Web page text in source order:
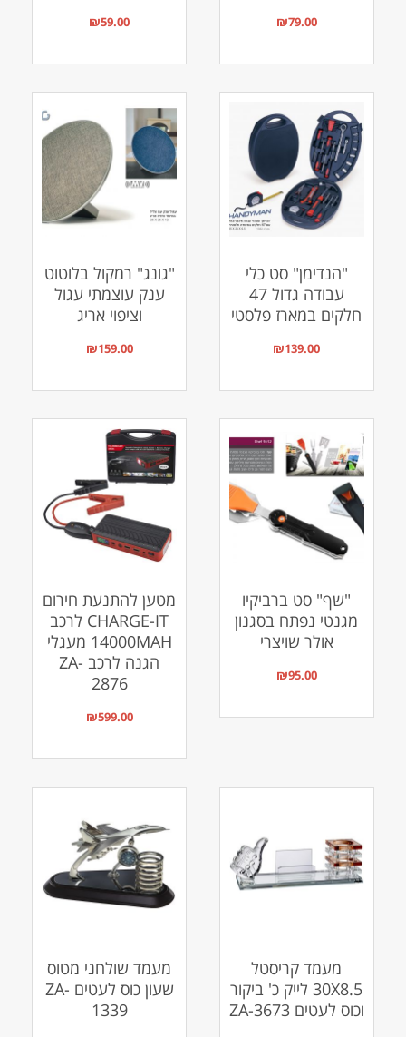
₪79.00
₪59.00
"הנדימן" סט כלי
עבודה גדול 47
חלקים במארז פלסטי
₪139.00
"גונג" רמקול בלוטוט
ענק עוצמתי עגול
וציפוי אריג
₪159.00
"שף" סט ברביקיו
מגנטי נפתח בסגנון
אולר שויצרי
₪95.00
מטען להתנעת חירום
CHARGE-IT לרכב
14000MAH מעגלי
הגנה לרכב ZA-
2876
₪599.00
מעמד קריסטל
30X8.5 לייק כ' ביקור
וכוס לעטים ZA-3673
מעמד שולחני מטוס
שעון כוס לעטים ZA-
1339